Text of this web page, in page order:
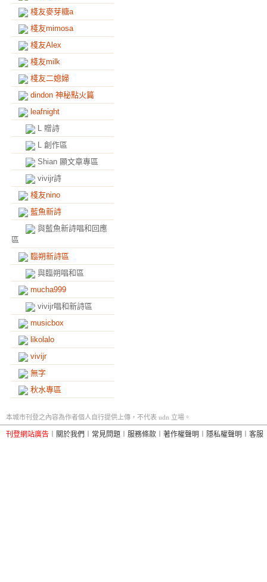
棧友麥芽糖a
棧友mimosa
棧友Alex
棧友milk
棧友二媳婦
dindon 神秘點火篇
leafnight
L 贈詩
L 創作區
Shian 顯文章專區
vivijr詩
棧友nino
藍魚新詩
與藍魚新詩唱和回應
區
臨朔新詩區
與臨朔唱和區
mucha999
vivijr唱和新詩區
musicbox
likolalo
vivijr
無字
秋水專區
本城市刊登之內容為作者個人自行提供上傳，不代表 udn 立場。
刊登網站廣告 關於我們 常見問題 服務條款 著作權聲明 隱私權聲明 客服